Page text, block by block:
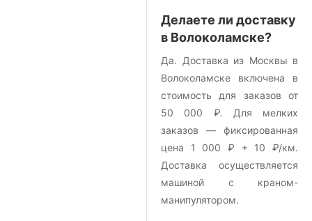
Делаете ли доставку
в Волоколамске?
Да. Доставка из Москвы в
Волоколамске включена в
стоимость для заказов от
50 000 ₽. Для мелких
заказов — фиксированная
цена 1 000 ₽ + 10 ₽/км.
Доставка осуществляется
машиной с краном-
манипулятором.